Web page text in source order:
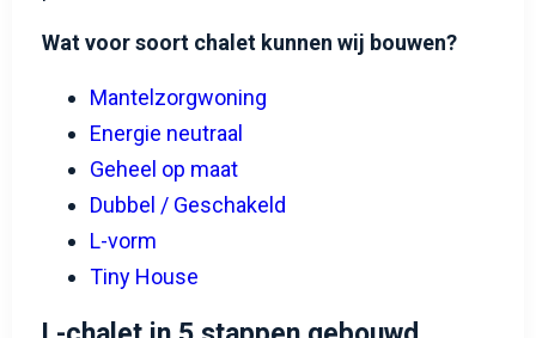
Mantelzorgwoning
Energie neutraal
Geheel op maat